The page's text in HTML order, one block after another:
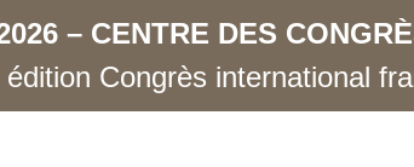
– CENTRE DES
édition Congrès international